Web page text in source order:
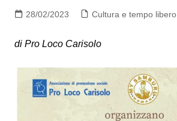
28/02/2023 Cultura e tempo libero
di Pro Loco Carisolo